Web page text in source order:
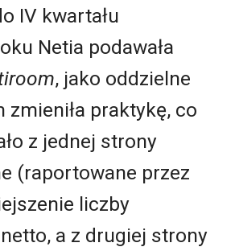
IV kwartału
Netia podawała
, jako oddzielne
zmieniła praktykę, co
z jednej strony
(raportowane przez
liczby
a z drugiej strony